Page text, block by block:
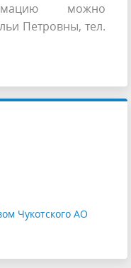
можно
Петровны, тел.
Чукотского АО